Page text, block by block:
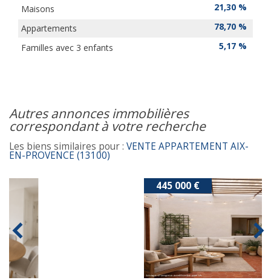
Maisons
21,30 %
Appartements
78,70 %
Familles avec 3 enfants
5,17 %
autres annonces immobilières
correspondant à votre recherche
Les biens similaires pour : VENTE APPARTEMENT AIX-
EN-PROVENCE (13100)